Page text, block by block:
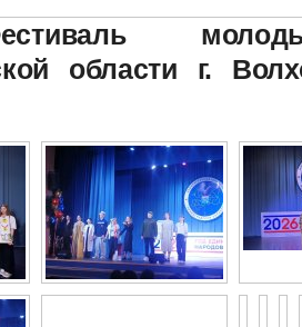
области г.